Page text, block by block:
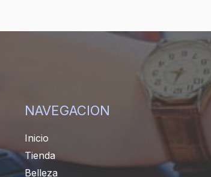
NAVEGACION
Inicio
Tienda
Belleza